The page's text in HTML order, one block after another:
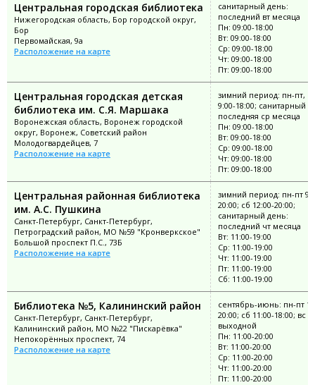
Центральная городская библиотека
Нижегородская область, Бор городской округ,
Бор
Первомайская, 9а
Расположение на карте
санитарный день:
последний вт месяца
Пн: 09:00-18:00
Вт: 09:00-18:00
Ср: 09:00-18:00
Чт: 09:00-18:00
Пт: 09:00-18:00
Центральная городская детская
библиотека им. С.Я. Маршака
Воронежская область, Воронеж городской
округ, Воронеж, Советский район
Молодогвардейцев, 7
Расположение на карте
зимний период: пн-пт, вс
9:00-18:00; санитарный
последняя ср месяца
Пн: 09:00-18:00
Вт: 09:00-18:00
Ср: 09:00-18:00
Чт: 09:00-18:00
Пт: 09:00-18:00
Центральная районная библиотека
им. А.С. Пушкина
Санкт-Петербург, Санкт-Петербург,
Петроградский район, МО №59 "Кронверкское"
Большой проспект П.С., 73Б
Расположение на карте
зимний период: пн-пт
20:00; сб 12:00-20:00;
санитарный день:
последний чт месяца
Вт: 11:00-19:00
Ср: 11:00-19:00
Чт: 11:00-19:00
Пт: 11:00-19:00
Сб: 11:00-19:00
Библиотека №5, Калининский район
Санкт-Петербург, Санкт-Петербург,
Калининский район, МО №22 "Пискарёвка"
Непокорённых проспект, 74
Расположение на карте
сентябрь-июнь: пн-пт
20:00; сб 11:00-18:00; вс
выходной
Пн: 11:00-20:00
Вт: 11:00-20:00
Ср: 11:00-20:00
Чт: 11:00-20:00
Пт: 11:00-20:00